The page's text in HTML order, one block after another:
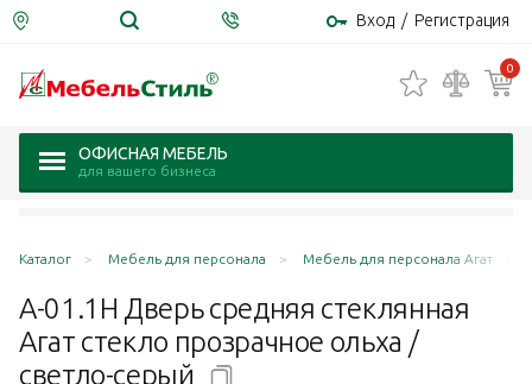
Вход / Регистрация
0
ОФИСНАЯ МЕБЕЛЬ
для вашего бизнеса
Каталог Мебель для персонала Мебель для персонала Агат
А-01.1Н Дверь средняя стеклянная
Агат стекло прозрачное ольха /
светло-серый